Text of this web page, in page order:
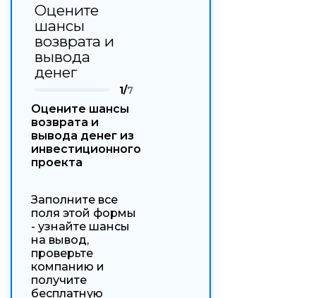
Оцените
шансы
возврата и
вывода
денег
1/7
Оцените шансы
возврата и
вывода денег из
инвестиционного
проекта
Заполните все
поля этой формы
- узнайте шансы
на вывод,
проверьте
компанию и
получите
бесплатную